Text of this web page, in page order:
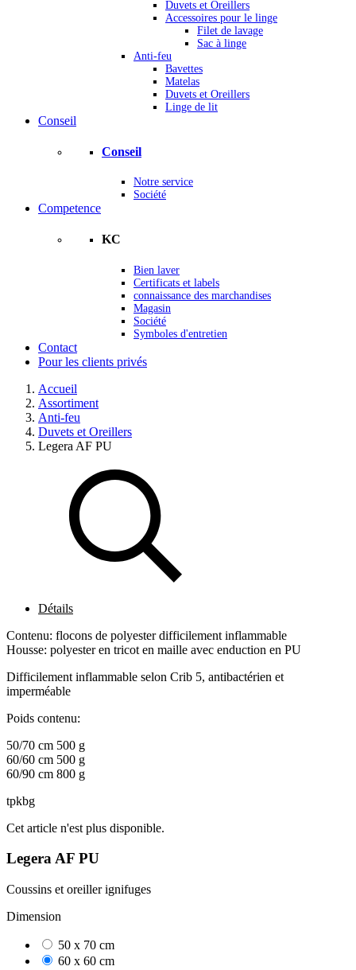
Duvets et Oreillers
Accessoires pour le linge
Filet de lavage
Sac à linge
Anti-feu
Bavettes
Matelas
Duvets et Oreillers
Linge de lit
Conseil
Conseil
Notre service
Société
Competence
KC
Bien laver
Certificats et labels
connaissance des marchandises
Magasin
Société
Symboles d'entretien
Contact
Pour les clients privés
Accueil
Assortiment
Anti-feu
Duvets et Oreillers
Legera AF PU
Détails
Contenu: flocons de polyester difficilement inflammable
Housse: polyester en tricot en maille avec enduction en PU
Difficilement inflammable selon Crib 5, antibactérien et
imperméable
Poids contenu:
50/70 cm 500 g
60/60 cm 500 g
60/90 cm 800 g
tpkbg
Cet article n'est plus disponible.
Legera AF PU
Coussins et oreiller ignifuges
Dimension
50 x 70 cm
60 x 60 cm